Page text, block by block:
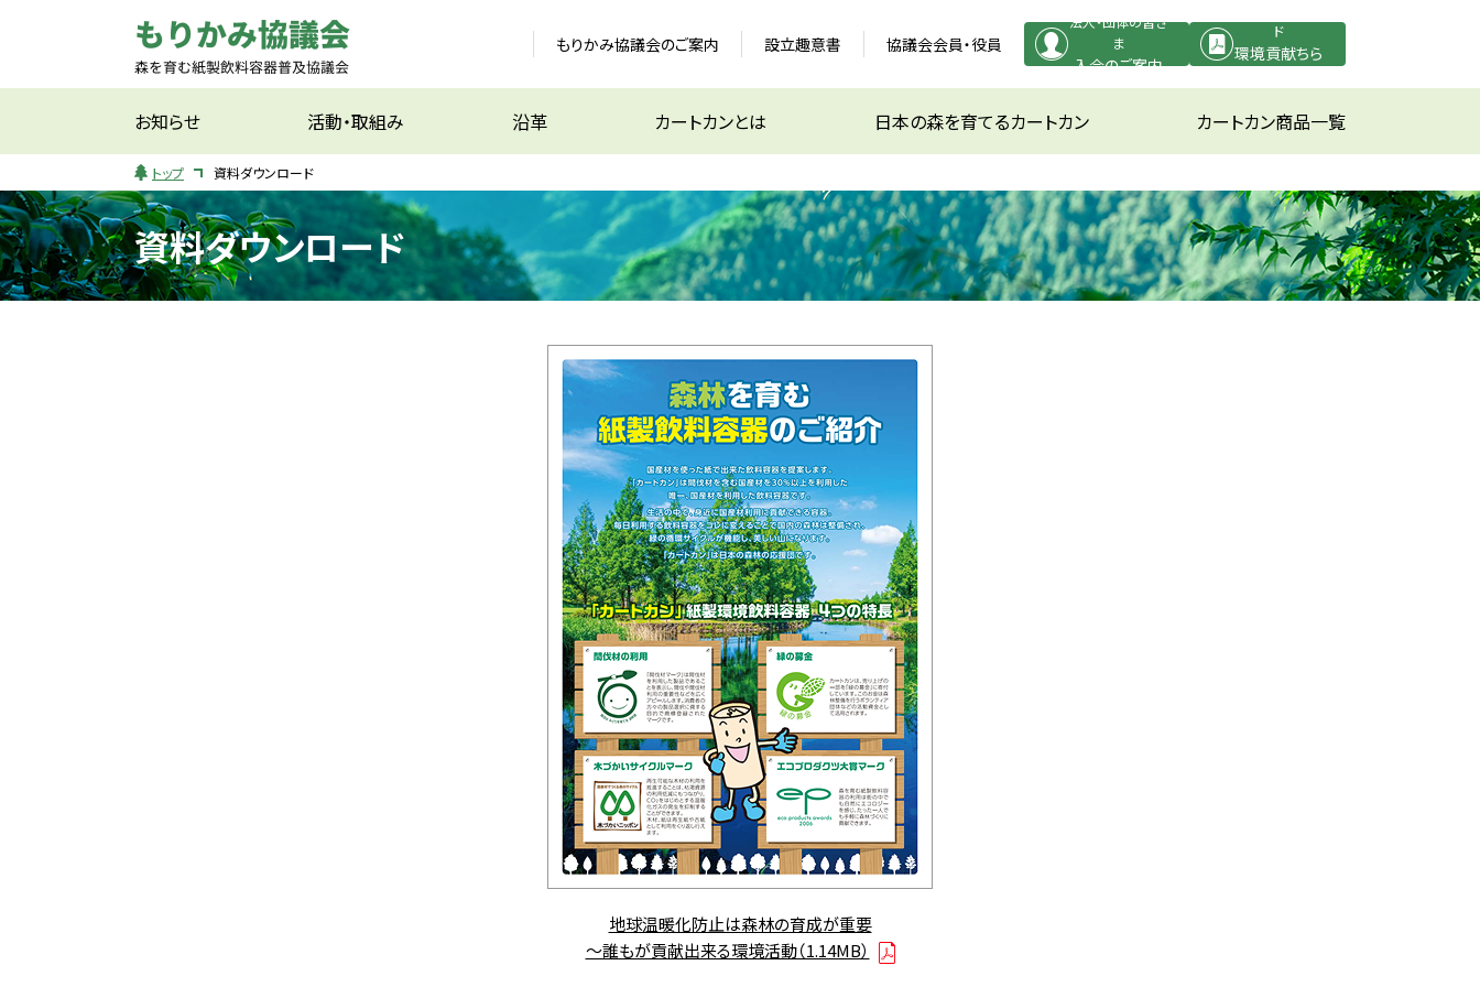
もりかみ協議会のご案内 設立趣意書 協議会会員・役員
法人・団体の皆さ
ま
入会のご案内
ド
環境貢献ちら
お知らせ 活動・取組み 沿革 カートカンとは 日本の森を育てるカートカン カートカン商品一覧
トップ 資料ダウンロード
資料ダウンロード
地球温暖化防止は森林の育成が重要
～誰もが貢献出来る環境活動（1.14MB）